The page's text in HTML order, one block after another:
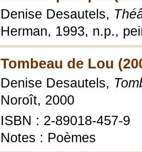
Denise Desautels,
Herman, 1993, n.p.,
Tombeau de Lou
Denise Desautels,
Noroît, 2000
ISBN : 2-89018-457-9
Notes : Poèmes